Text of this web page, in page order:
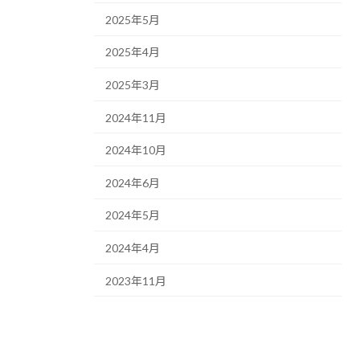
2025年5月
2025年4月
2025年3月
2024年11月
2024年10月
2024年6月
2024年5月
2024年4月
2023年11月